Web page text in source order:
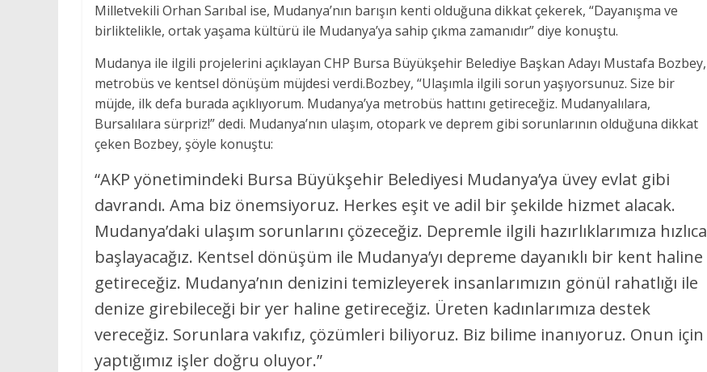
Milletvekili Orhan Sarıbal ise, Mudanya’nın barışın kenti olduğuna dikkat çekerek, “Dayanışma ve
birliktelikle, ortak yaşama kültürü ile Mudanya’ya sahip çıkma zamanıdır” diye konuştu.
Mudanya ile ilgili projelerini açıklayan CHP Bursa Büyükşehir Belediye Başkan Adayı Mustafa Bozbey,
metrobüs ve kentsel dönüşüm müjdesi verdi.Bozbey, “Ulaşımla ilgili sorun yaşıyorsunuz. Size bir
müjde, ilk defa burada açıklıyorum. Mudanya’ya metrobüs hattını getireceğiz. Mudanyalılara,
Bursalılara sürpriz!” dedi. Mudanya’nın ulaşım, otopark ve deprem gibi sorunlarının olduğuna dikkat
çeken Bozbey, şöyle konuştu:
“AKP yönetimindeki Bursa Büyükşehir Belediyesi Mudanya’ya üvey evlat gibi
davrandı. Ama biz önemsiyoruz. Herkes eşit ve adil bir şekilde hizmet alacak.
Mudanya’daki ulaşım sorunlarını çözeceğiz. Depremle ilgili hazırlıklarımıza hızlıca
başlayacağız. Kentsel dönüşüm ile Mudanya’yı depreme dayanıklı bir kent haline
getireceğiz. Mudanya’nın denizini temizleyerek insanlarımızın gönül rahatlığı ile
denize girebileceği bir yer haline getireceğiz. Üreten kadınlarımıza destek
vereceğiz. Sorunlara vakıfız, çözümleri biliyoruz. Biz bilime inanıyoruz. Onun için
yaptığımız işler doğru oluyor.”